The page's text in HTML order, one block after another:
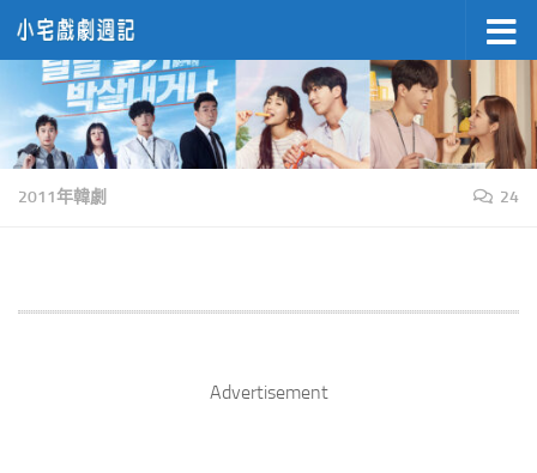
Skip to content
2011年韓劇 24
Advertisement